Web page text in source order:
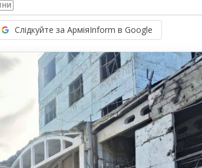
Слідкуйте за АрміяInform в Google